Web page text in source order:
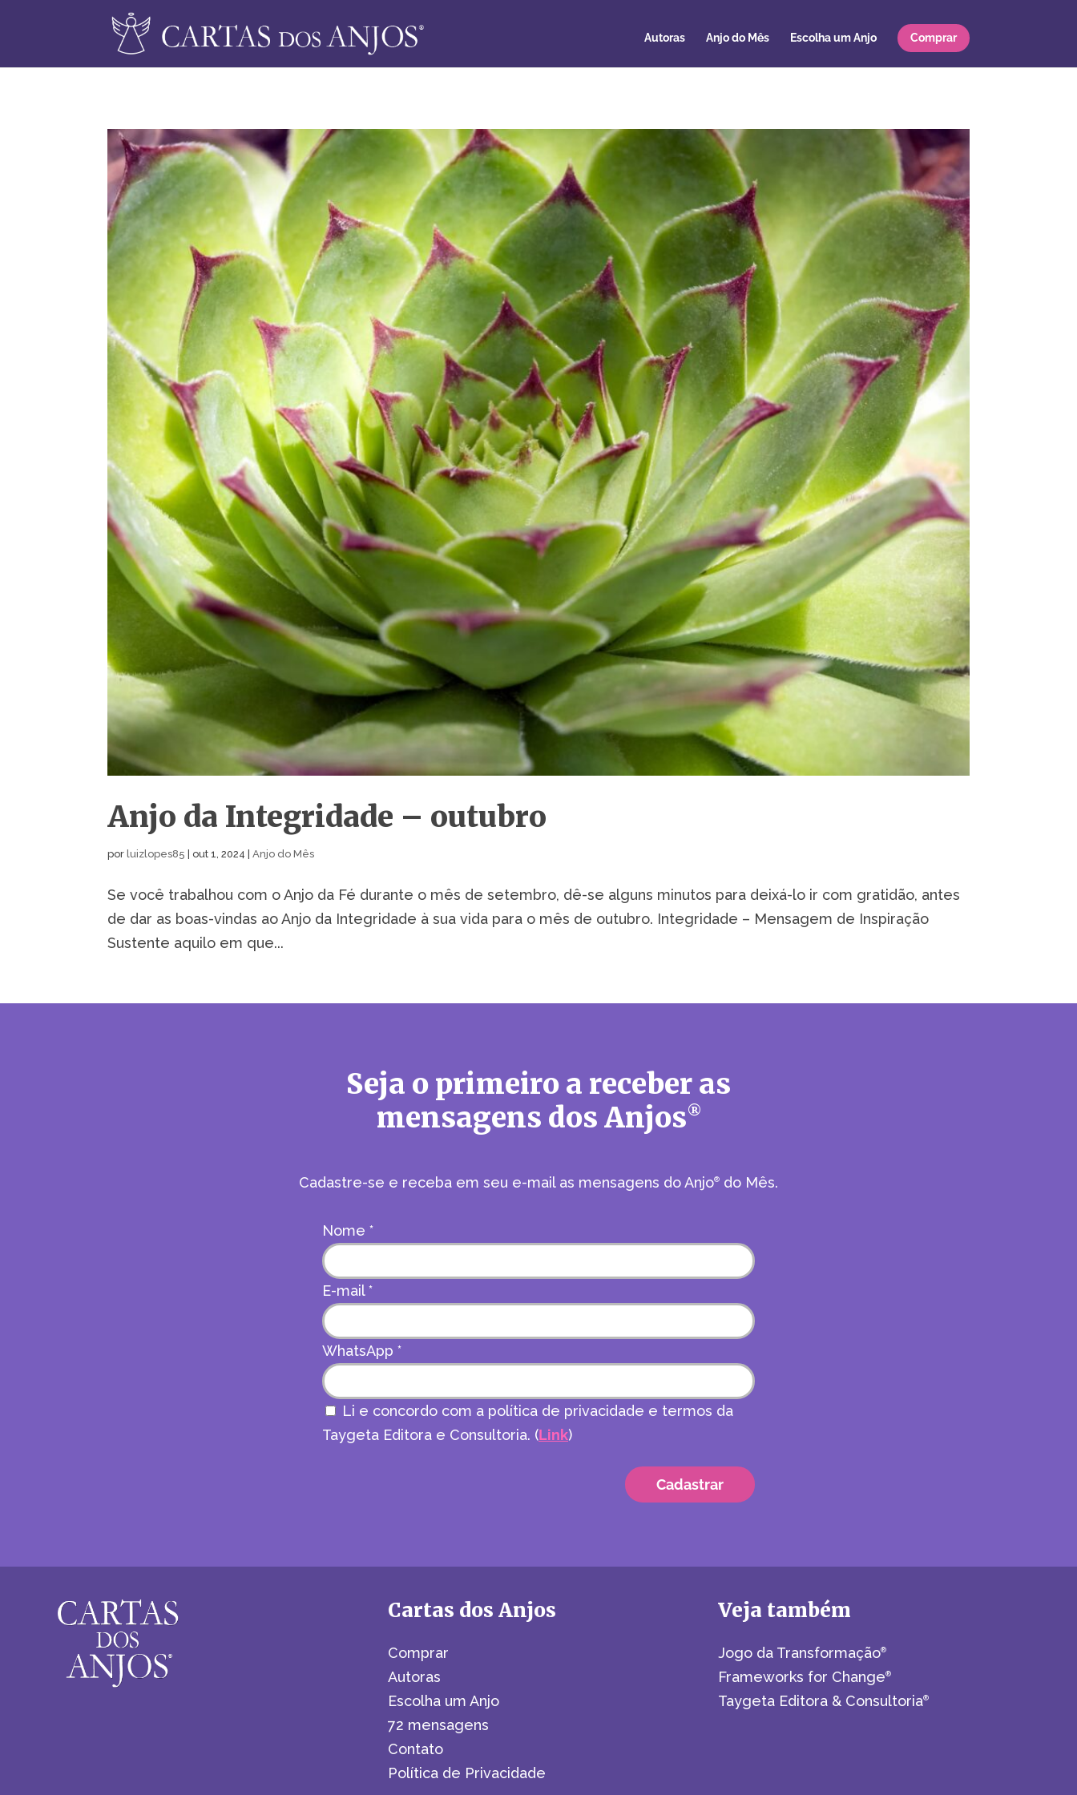
Autoras Anjo do Mês Escolha um Anjo Comprar
Anjo da Integridade – outubro
porluizlopes85 |out 1, 2024 |Anjo do Mês
Se você trabalhou com o Anjo da Fé durante o mês de setembro, dê-se alguns minutos para deixá-lo ir com gratidão, antes
de dar as boas-vindas ao Anjo da Integridade à sua vida para o mês de outubro. Integridade – Mensagem de Inspiração
Sustente aquilo em que...
Seja o primeiro a receber as
mensagens dos Anjos®
Cadastre-se e receba em seu e-mail as mensagens do Anjo® do Mês.
Nome *
E-mail*
WhatsApp *
Li e concordo com a política de privacidade e termos da
Taygeta Editora e Consultoria. (Link)
Cartas dos Anjos
Comprar
Autoras
Escolha um Anjo
72 mensagens
Contato
Política de Privacidade
Veja também
Jogo da Transformação®
Frameworks for Change®
Taygeta Editora & Consultoria®